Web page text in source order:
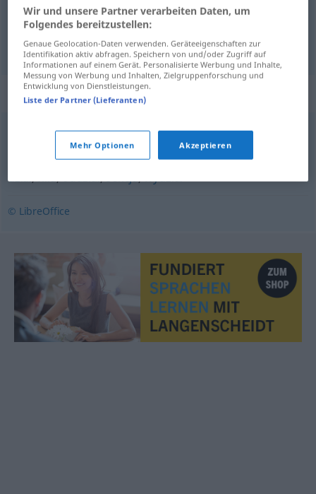
Filialef agenda
Agendaf agendaterminarz
Synonyme für "agenda"
harmonogram,scenariusz
dział,filia,oddział,sekcja,wydział
© LibreOffice
Wir und unsere Partner verarbeiten Daten, um
Folgendes bereitzustellen:
Genaue Geolocation-Daten verwenden. Geräteeigenschaften zur
Identifikation aktiv abfragen. Speichern von und/oder Zugriff auf
Informationen auf einem Gerät. Personalisierte Werbung und Inhalte,
Messung von Werbung und Inhalten, Zielgruppenforschung und
Entwicklung von Dienstleistungen.
Liste der Partner (Lieferanten)
Mehr Optionen Akzeptieren